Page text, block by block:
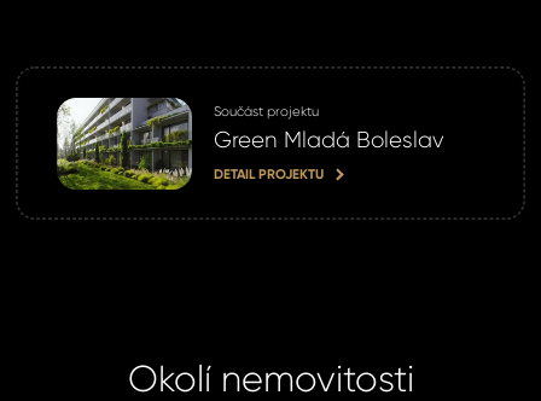
Součást projektu
Green Mladá Boleslav
DETAIL PROJEKTU
Okolí nemovitosti